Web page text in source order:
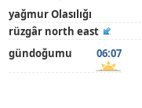
yağmur Olasılığı
rüzgâr north east
gündoğumu
06:07